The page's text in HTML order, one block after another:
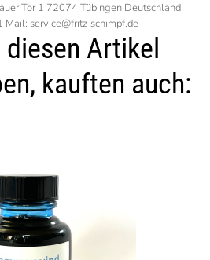
Tor 1 72074 Tübingen Deutschland
service@fritz-schimpf.de
Artikel
kauften auch: